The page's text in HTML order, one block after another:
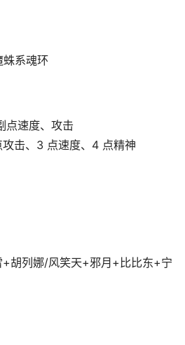
蛛系魂环
点速度、攻击
击、3 点速度、4 点精神
胡列娜/风笑天+邪月+比比东+宁